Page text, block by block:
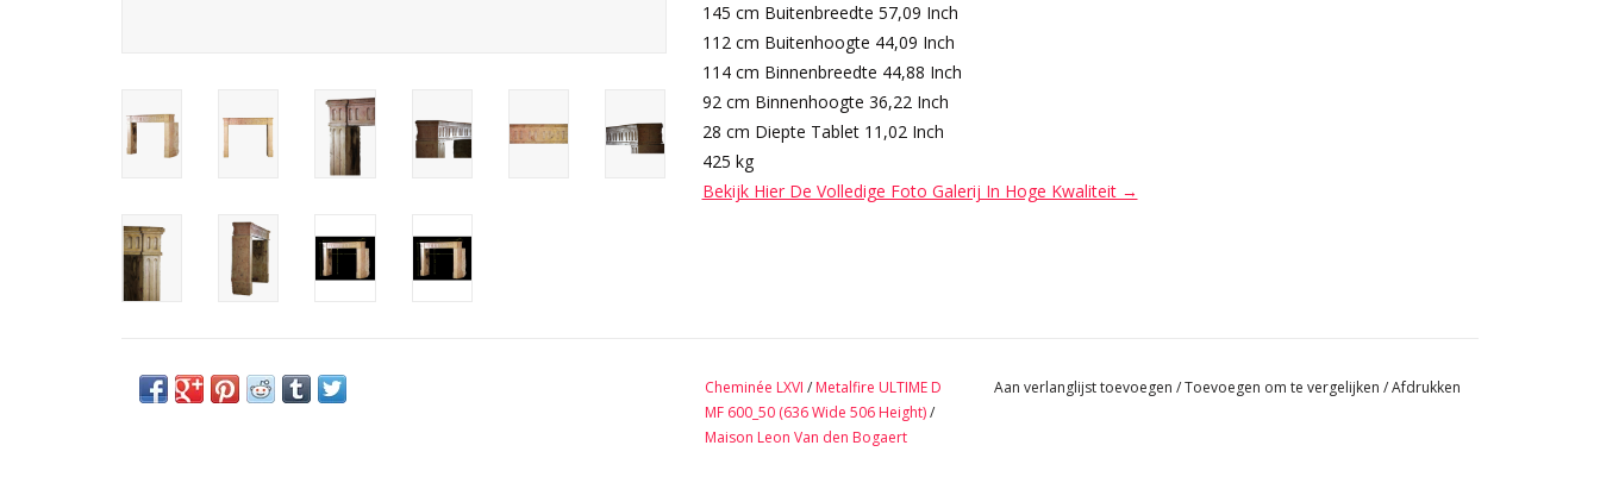
145 cm Buitenbreedte 57,09 Inch
112 cm Buitenhoogte 44,09 Inch
114 cm Binnenbreedte 44,88 Inch
92 cm Binnenhoogte 36,22 Inch
28 cm Diepte Tablet 11,02 Inch
425 kg
Bekijk Hier De Volledige Foto Galerij In Hoge Kwaliteit →
Cheminée LXVI / Metalfire ULTIME D
MF 600_50 (636 Wide 506 Height)/
Maison Leon Van den Bogaert
Aan verlanglijst toevoegen /Toevoegen om te vergelijken /Afdrukken